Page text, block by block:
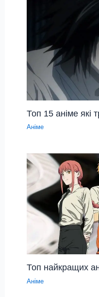
Топ 15 аніме які
Аніме
Топ найкращих
Аніме